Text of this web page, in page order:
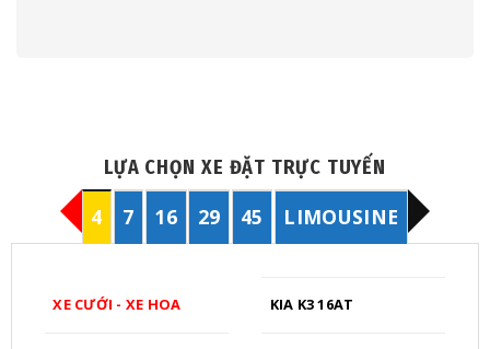
LỰA CHỌN XE ĐẶT TRỰC TUYẾN
4 7 16 29 45 LIMOUSINE
XE CƯỚI - XE HOA KIA K3 16AT